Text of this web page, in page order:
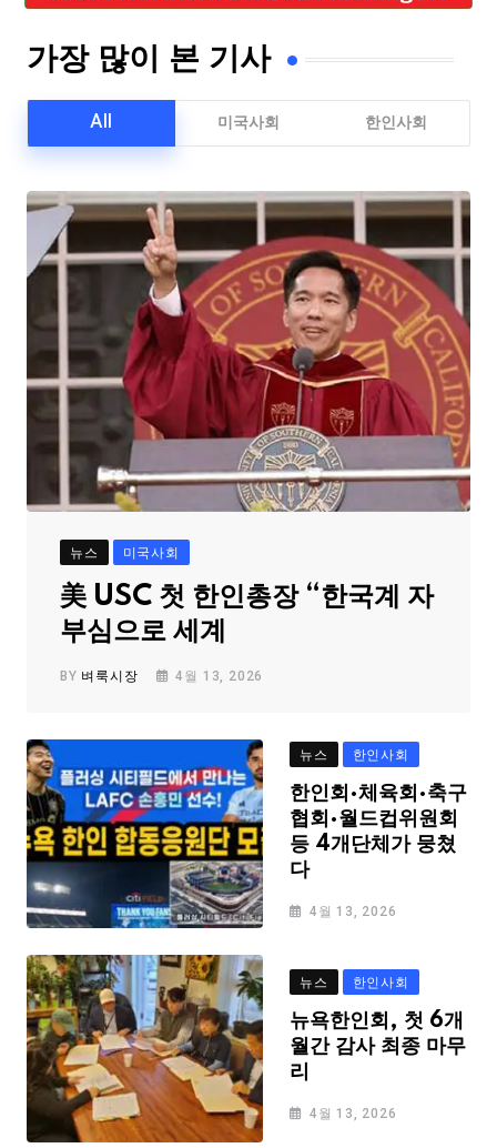
가장 많이 본 기사
All 미국사회 한인사회
뉴스 미국사회
美 USC 첫 한인총장 “한국계 자
부심으로 세계
BY 벼룩시장 4월 13, 2026
뉴스 한인사회
한인회·체육회·축구
협회·월드컵위원회
등 4개단체가 뭉쳤
다
4월 13, 2026
뉴스 한인사회
뉴욕한인회, 첫 6개
월간 감사 최종 마무
리
4월 13, 2026